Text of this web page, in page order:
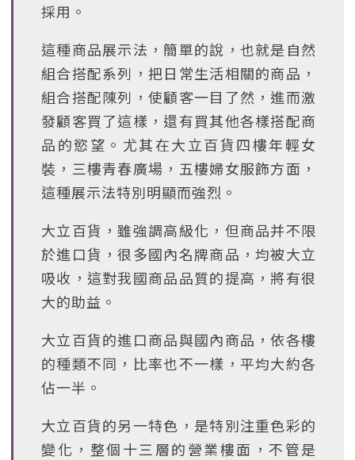
採用。
這種商品展示法，簡單的說，也就是自然
組合搭配系列，把日常生活相關的商品，
組合搭配陳列，使顧客一目了然，進而激
發顧客買了這樣，還有買其他各樣搭配商
品的慾望。尤其在大立百貨四樓年輕女
裝，三樓青春廣場，五樓婦女服飾方面，
這種展示法特別明顯而強烈。
大立百貨，雖強調高級化，但商品并不限
於進口貨，很多國內名牌商品，均被大立
吸收，這對我國商品品質的提高，將有很
大的助益。
大立百貨的進口商品與國內商品，依各樓
的種類不同，比率也不一樣，平均大約各
佔一半。
大立百貨的另一特色，是特別注重色彩的
變化，整個十三層的營業樓面，不管是